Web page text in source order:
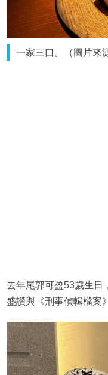
一家三口。（圖片來
去年尾郭可盈53歲生日
盛讚與《刑事偵輯檔案